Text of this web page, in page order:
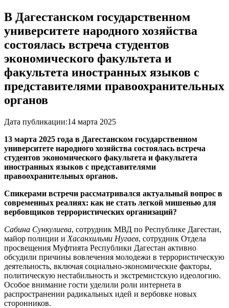
В Дагестанском государственном
университете народного хозяйства
состоялась встреча студентов
экономического факультета и
факультета иностранных языков с
представителями правоохранительных
органов
Дата публикации:14 марта 2025
13 марта 2025 года в Дагестанском государственном
университете народного хозяйства состоялась встреча
студентов экономического факультета и факультета
иностранных языков с представителями
правоохранительных органов.
Спикерами встречи рассматривался актуальный вопрос в
современных реалиях: как не стать легкой мишенью для
вербовщиков террористических организаций?
Сабина Сункулиева, сотрудник МВД по Республике Дагестан,
майор полиции и Хасанхильми Нугаев, сотрудник Отдела
просвещения Муфтията Республики Дагестан активно
обсудили причины вовлечения молодежи в террористическую
деятельность, включая социально-экономические факторы,
политическую нестабильность и экстремистскую идеологию.
Особое внимание гости уделили роли интернета в
распространении радикальных идей и вербовке новых
сторонников.